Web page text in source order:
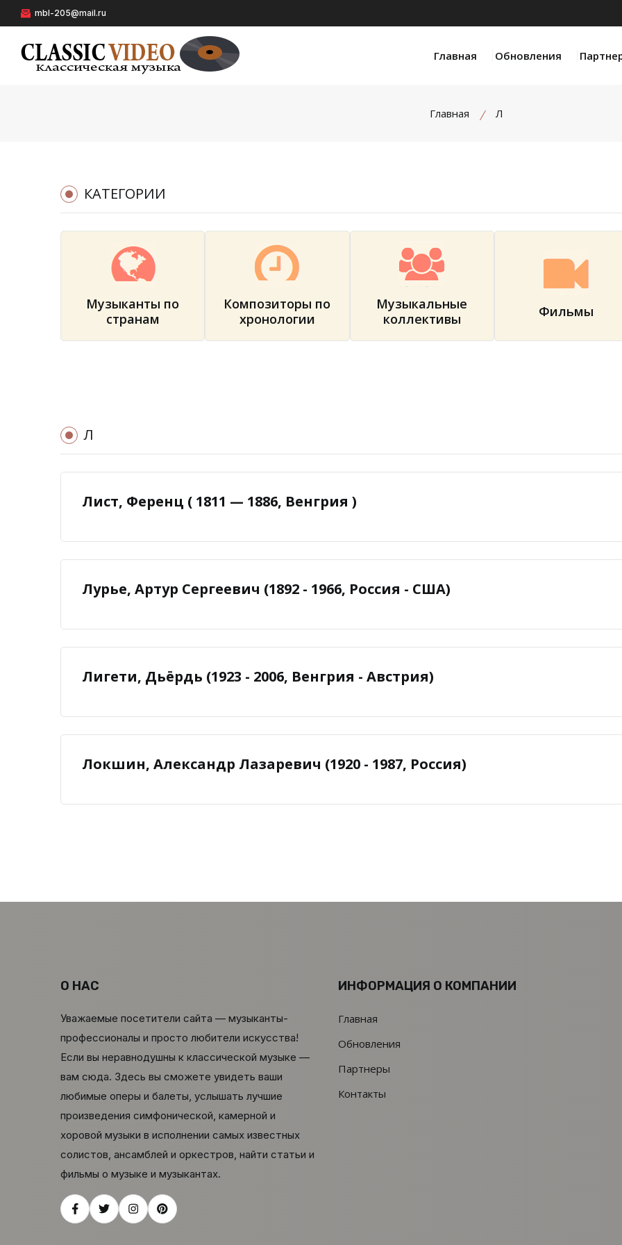
mbl-205@mail.ru
Главная Обновления
Главная Л
КАТЕГОРИИ
Музыканты по
странам
Композиторы по
хронологии
Музыкальные
коллективы
Фильмы
Л
Лист, Ференц ( 1811 — 1886, Венгрия )
Лурье, Артур Сергеевич (1892 - 1966, Россия - США)
Лигети, Дьёрдь (1923 - 2006, Венгрия - Австрия)
Локшин, Александр Лазаревич (1920 - 1987, Россия)
О НАС
Уважаемые посетители сайта — музыканты-
профессионалы и просто любители искусства!
Если вы неравнодушны к классической музыке —
вам сюда. Здесь вы сможете увидеть ваши
любимые оперы и балеты, услышать лучшие
произведения симфонической, камерной и
хоровой музыки в исполнении самых известных
солистов, ансамблей и оркестров, найти статьи и
фильмы о музыке и музыкантах.
FacebookTwitter InstagramPinterest
ИНФОРМАЦИЯ О КОМПАНИИ
Главная
Обновления
Партнеры
Контакты